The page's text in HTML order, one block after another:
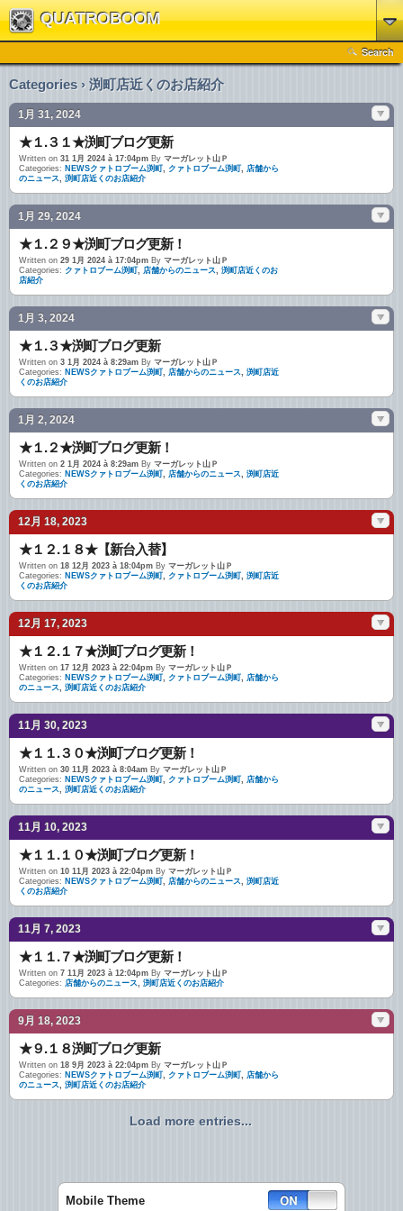
QUATROBOOM
Search
Categories › 渕町店近くのお店紹介
1月 31, 2024
★１.３１★渕町ブログ更新
Written on 31 1月 2024 à 17:04pm By マーガレット山Ｐ
Categories: NEWSクァトロブーム渕町, クァトロブーム渕町, 店舗から
のニュース, 渕町店近くのお店紹介
1月 29, 2024
★１.２９★渕町ブログ更新！
Written on 29 1月 2024 à 17:04pm By マーガレット山Ｐ
Categories: クァトロブーム渕町, 店舗からのニュース, 渕町店近くのお
店紹介
1月 3, 2024
★１.３★渕町ブログ更新
Written on 3 1月 2024 à 8:29am By マーガレット山Ｐ
Categories: NEWSクァトロブーム渕町, 店舗からのニュース, 渕町店近
くのお店紹介
1月 2, 2024
★１.２★渕町ブログ更新！
Written on 2 1月 2024 à 8:29am By マーガレット山Ｐ
Categories: NEWSクァトロブーム渕町, 店舗からのニュース, 渕町店近
くのお店紹介
12月 18, 2023
★１２.１８★【新台入替】
Written on 18 12月 2023 à 18:04pm By マーガレット山Ｐ
Categories: NEWSクァトロブーム渕町, クァトロブーム渕町, 渕町店近
くのお店紹介
12月 17, 2023
★１２.１７★渕町ブログ更新！
Written on 17 12月 2023 à 22:04pm By マーガレット山Ｐ
Categories: NEWSクァトロブーム渕町, クァトロブーム渕町, 店舗から
のニュース, 渕町店近くのお店紹介
11月 30, 2023
★１１.３０★渕町ブログ更新！
Written on 30 11月 2023 à 8:04am By マーガレット山Ｐ
Categories: NEWSクァトロブーム渕町, クァトロブーム渕町, 店舗から
のニュース, 渕町店近くのお店紹介
11月 10, 2023
★１１.１０★渕町ブログ更新！
Written on 10 11月 2023 à 22:04pm By マーガレット山Ｐ
Categories: NEWSクァトロブーム渕町, 店舗からのニュース, 渕町店近
くのお店紹介
11月 7, 2023
★１１.７★渕町ブログ更新！
Written on 7 11月 2023 à 12:04pm By マーガレット山Ｐ
Categories: 店舗からのニュース, 渕町店近くのお店紹介
9月 18, 2023
★９.１８渕町ブログ更新
Written on 18 9月 2023 à 22:04pm By マーガレット山Ｐ
Categories: NEWSクァトロブーム渕町, クァトロブーム渕町, 店舗から
のニュース, 渕町店近くのお店紹介
Load more entries...
Mobile Theme